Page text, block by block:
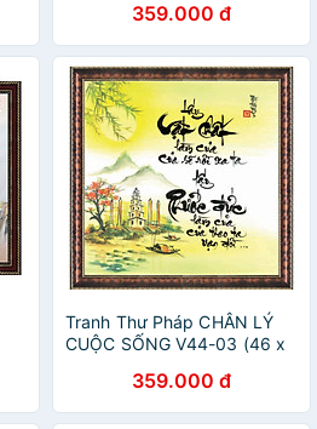
359.000 đ
Tranh Thư Pháp CHÂN LÝ
CUỘC SỐNG V44-03 (46 x
359.000 đ